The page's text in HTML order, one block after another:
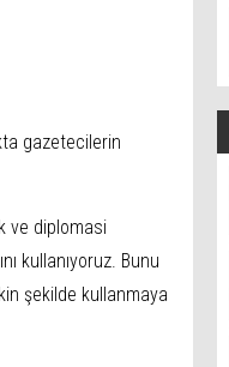
gazetecilerin
ve diplomasi
kullanıyoruz. Bunu
şekilde kullanmaya